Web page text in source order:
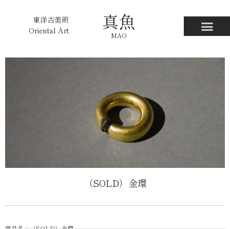
東洋古美術
Oriental Art
真魚
MAO
（SOLD）金環